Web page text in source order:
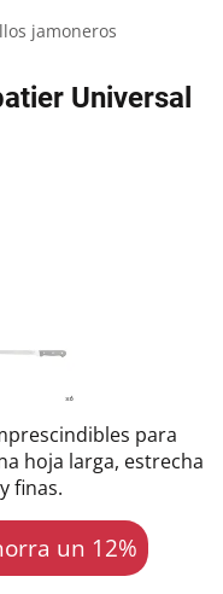
jamoneros
Universal
para
hoja larga, estrecha
finas.
un 12%